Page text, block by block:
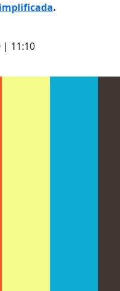
.
| 11:10